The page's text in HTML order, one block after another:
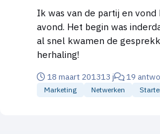
Ik was van de partij en
avond. Het begin was
al snel kwamen de
herhaling!
18 maart 201313 j 19
Marketing Netwerken